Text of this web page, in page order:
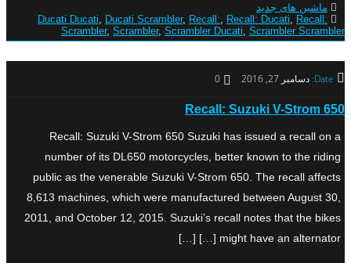
ماشین های جدید
Ducati Ducati, Ducati Scrambler, Recall:, Recall: Ducati, Recall:
Scrambler, Scrambler, Scrambler Ducati, Scrambler Scrambler
Date: دسامبر 27, 2016 0
Recall: Suzuki V-Strom 650
Recall: Suzuki V-Strom 650 Suzuki has issued a recall on a
number of its DL650 motorcycles, better known to the riding
public as the venerable Suzuki V-Strom 650. The recall affects
8,613 machines, which were manufactured between August 30,
2011, and October 12, 2015. Suzuki’s recall notes that the bikes
might have an alternator […] […]